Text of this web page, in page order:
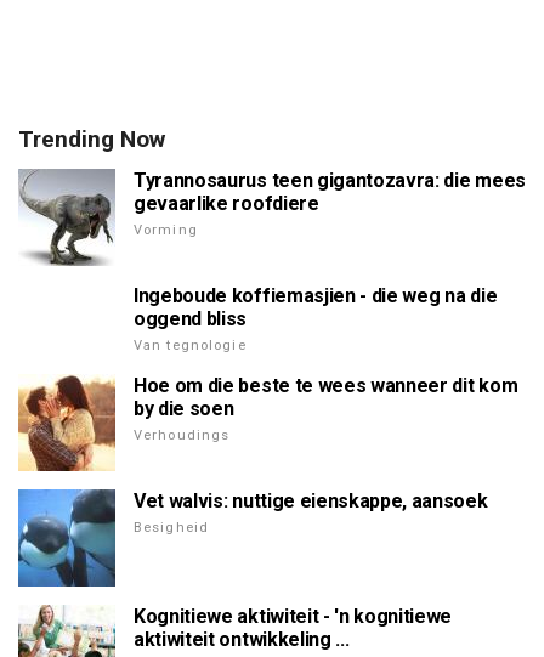
Trending Now
Tyrannosaurus teen gigantozavra: die mees
gevaarlike roofdiere
Vorming
Ingeboude koffiemasjien - die weg na die
oggend bliss
Van tegnologie
Hoe om die beste te wees wanneer dit kom
by die soen
Verhoudings
Vet walvis: nuttige eienskappe, aansoek
Besigheid
Kognitiewe aktiwiteit - 'n kognitiewe
aktiwiteit ontwikkeling ...